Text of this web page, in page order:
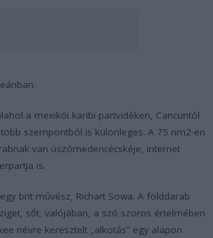
a mexikói karibi partvidéken, Cancuntól
szempontból is különleges. A 75 nm2-en
van úszómedencécskéje, internet
is.
brit művész, Richart Sowa. A földdarab
sőt, valójában, a szó szoros értelmében
névre keresztelt „alkotás” egy alapon